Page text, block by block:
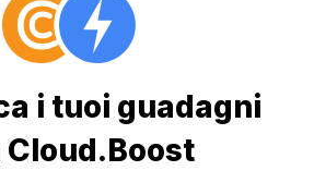
i tuoi guadagni
Cloud.Boost